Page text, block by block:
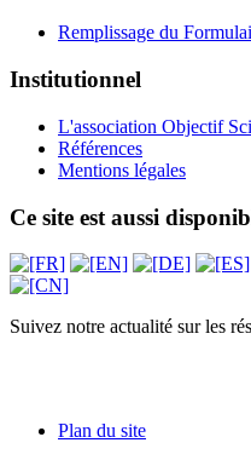
Remplissage du
Institutionnel
L'association Objectif
Références
Mentions légales
Ce site est aussi
Suivez notre actualité sur les
Plan du site